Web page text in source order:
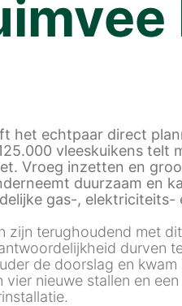
het echtpaar direct
vleeskuikens telt
Vroeg inzetten en
duurzaam en
gas-,
zijn terughoudend met
durven
de doorslag en
nieuwe stallen en